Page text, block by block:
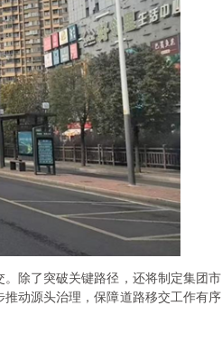
除了突破关键路径，还将制定集团市
动源头治理，保障道路移交工作有序